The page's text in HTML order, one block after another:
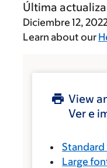
Última
Diciembre 12,
Learn about our
View
Ver e
Large